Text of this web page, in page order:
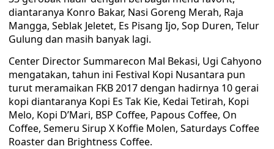
diantaranya Konro Bakar, Nasi Goreng Merah, Raja
Mangga, Seblak Jeletet, Es Pisang Ijo, Sop Duren, Telur
Gulung dan masih banyak lagi.
Center Director Summarecon Mal Bekasi, Ugi Cahyono
mengatakan, tahun ini Festival Kopi Nusantara pun
turut meramaikan FKB 2017 dengan hadirnya 10 gerai
kopi diantaranya Kopi Es Tak Kie, Kedai Tetirah, Kopi
Melo, Kopi D’Mari, BSP Coffee, Papous Coffee, On
Coffee, Semeru Sirup X Koffie Molen, Saturdays Coffee
Roaster dan Brightness Coffee.